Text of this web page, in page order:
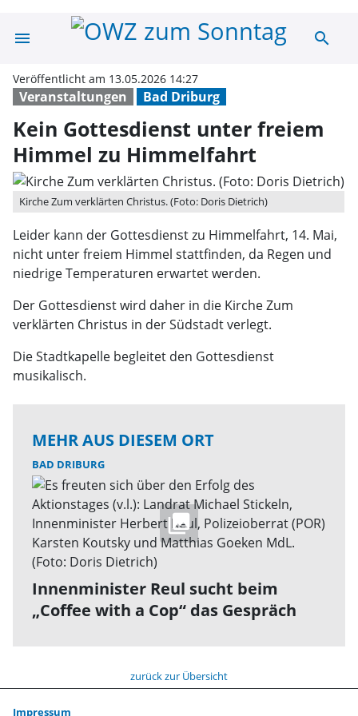
menu Kein search
Veranstaltungen Bad Driburg
Veröffentlicht am 13.05.2026 14:27
Kein Gottesdienst unter freiem
Himmel zu Himmelfahrt
Kirche Zum verklärten Christus. (Foto: Doris Dietrich)
Leider kann der Gottesdienst zu Himmelfahrt, 14. Mai,
nicht unter freiem Himmel stattfinden, da Regen und
niedrige Temperaturen erwartet werden.
Der Gottesdienst wird daher in die Kirche Zum
verklärten Christus in der Südstadt verlegt.
Die Stadtkapelle begleitet den Gottesdienst
musikalisch.
MEHR AUS DIESEM ORT
BAD DRIBURG
Innenminister Reul sucht beim
„Coffee with a Cop“ das Gespräch
zurück zur Übersicht
Impressum